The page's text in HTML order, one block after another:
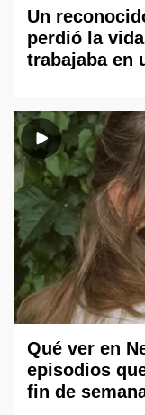
Un
perdió la
trabajaba en
Qué ver en
episodios
fin de